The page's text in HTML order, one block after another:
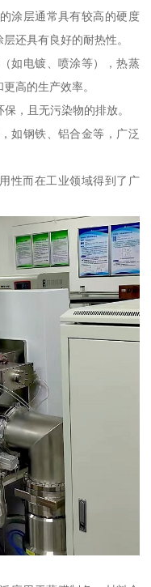
涂层通常具有较高的硬度
还具有良好的耐热性。
如电镀、喷涂等），热蒸
高的生产效率。
，且无污染物的排放。
如钢铁、铝合金等，广泛
性而在工业领域得到了广